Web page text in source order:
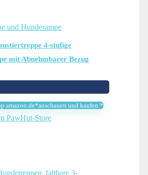
und Hunderampe
4-stufige
mit Abnehmbarer Bezug
60 x 35 x 44 cm
amazon.de*anschauen und kaufen *
PawHut-Store